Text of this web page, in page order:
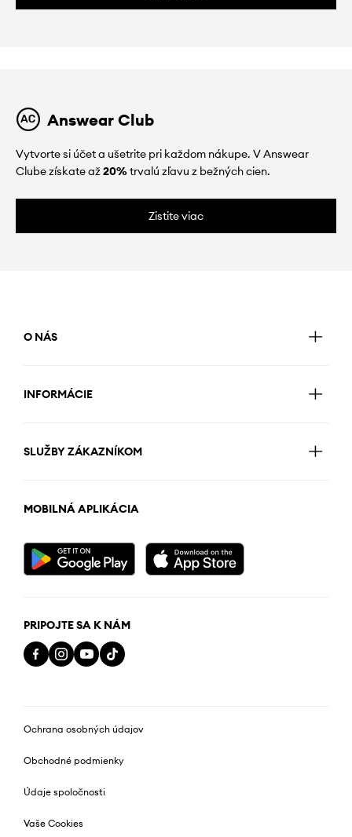
Answear Club
Vytvorte si účet a ušetrite pri každom nákupe. V Answear
Clube získate až20%trvalú zľavu z bežných cien.
Zistite viac
O NÁS
INFORMÁCIE
SLUŽBY ZÁKAZNÍKOM
MOBILNÁ APLIKÁCIA
PRIPOJTE SA K NÁM
Ochrana osobných údajov
Obchodné podmienky
Údaje spoločnosti
Vaše Cookies